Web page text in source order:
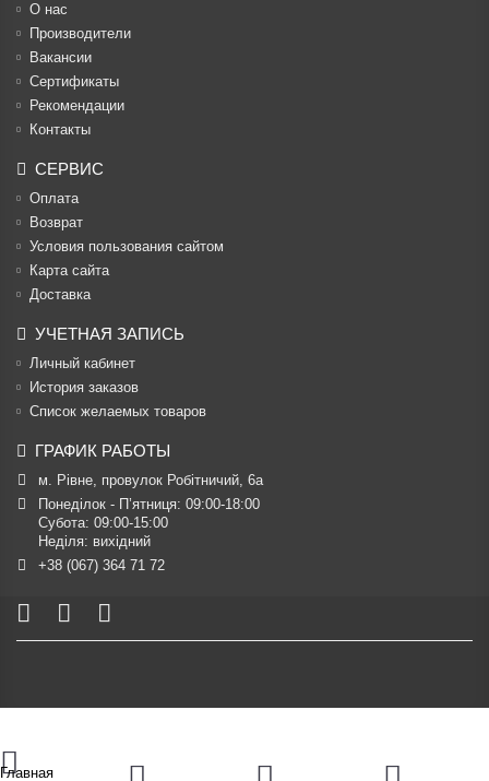
О нас
Производители
Вакансии
Cертификаты
Рекомендации
Контакты
СЕРВИС
Оплата
Возврат
Условия пользования сайтом
Карта сайта
Доставка
УЧЕТНАЯ ЗАПИСЬ
Личный кабинет
История заказов
Список желаемых товаров
ГРАФИК РАБОТЫ
м. Рівне, провулок Робітничий, 6а
Понеділок - П’ятниця: 09:00-18:00
Субота: 09:00-15:00
Неділя: вихідний
+38 (067) 364 71 72
Главная